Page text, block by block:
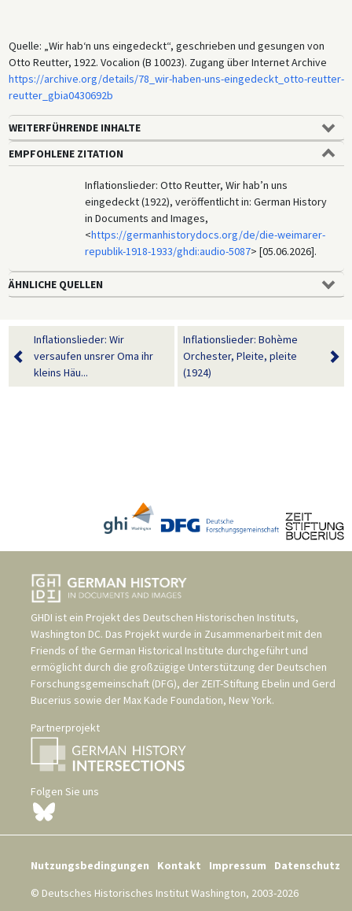
Quelle: „Wir hab‘n uns eingedeckt“, geschrieben und gesungen von
Otto Reutter, 1922. Vocalion (B 10023). Zugang über Internet Archive
https://archive.org/details/78_wir-haben-uns-eingedeckt_otto-reutter-
reutter_gbia0430692b
WEITERFÜHRENDE INHALTE
EMPFOHLENE ZITATION
Inflationslieder: Otto Reutter, Wir hab’n uns
eingedeckt (1922), veröffentlicht in: German History
in Documents and Images,
<https://germanhistorydocs.org/de/die-weimarer-
republik-1918-1933/ghdi:audio-5087> [05.06.2026].
ÄHNLICHE QUELLEN
Inflationslieder: Wir
versaufen unsrer Oma ihr
kleins Häu...
Inflationslieder: Bohème
Orchester, Pleite, pleite
(1924)
GHDI ist ein Projekt des Deutschen Historischen Instituts,
Washington DC. Das Projekt wurde in Zusammenarbeit mit den
Friends of the German Historical Institute durchgeführt und
ermöglicht durch die großzügige Unterstützung der Deutschen
Forschungsgemeinschaft (DFG), der ZEIT-Stiftung Ebelin und Gerd
Bucerius sowie der Max Kade Foundation, New York.
Partnerprojekt
Folgen Sie uns
Nutzungsbedingungen Kontakt Impressum
Datenschutz
© Deutsches Historisches Institut Washington, 2003-2026